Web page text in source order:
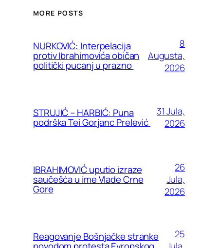
MORE POSTS
NURKOVIĆ: Interpelacija
protiv Ibrahimovića običan
politički pucanj u prazno
8
Augusta,
2026
STRUJIĆ – HARBIĆ: Puna
podrška Tei Gorjanc Prelević
31 Jula,
2026
IBRAHIMOVIĆ uputio izraze
saučešća u ime Vlade Crne
Gore
26
Jula,
2026
Reagovanje Bošnjačke stranke
25